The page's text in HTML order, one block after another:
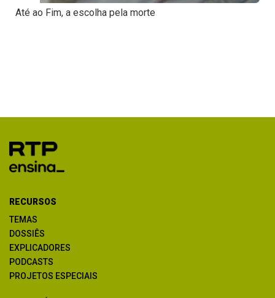
Até ao Fim, a escolha pela morte
RECURSOS
TEMAS
DOSSIÊS
EXPLICADORES
PODCASTS
PROJETOS ESPECIAIS